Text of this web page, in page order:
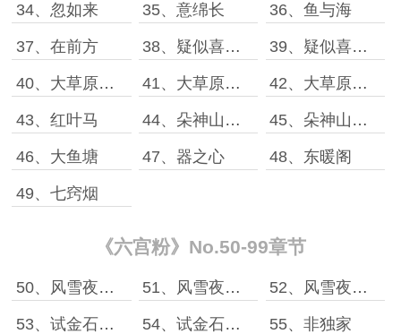
34、忽如来 35、意绵长 36、鱼与海
37、在前方 38、疑似喜［上］ 39、疑似喜［下］
40、大草原［上］ 41、大草原［中］ 42、大草原［下］
43、红叶马 44、朵神山［上］ 45、朵神山［下］
46、大鱼塘 47、器之心 48、东暖阁
49、七窍烟
《六宫粉》No.50-99章节
50、风雪夜［上］ 51、风雪夜［中］ 52、风雪夜［下］
53、试金石［上］ 54、试金石［下］ 55、非独家